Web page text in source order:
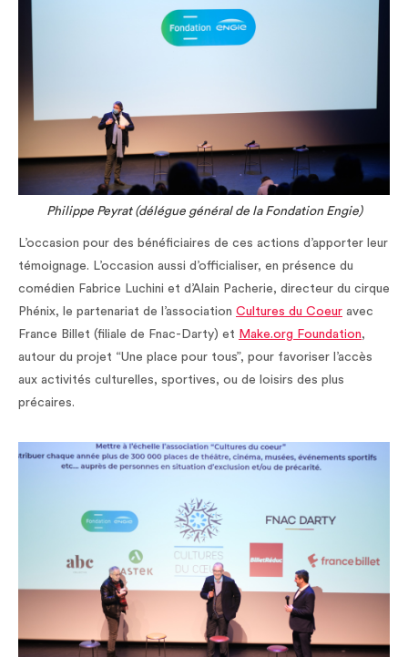
Philippe Peyrat (délégue général de la Fondation Engie)
L’occasion pour des bénéficiaires de ces actions d’apporter leur
témoignage. L’occasion aussi d’officialiser, en présence du
comédien Fabrice Luchini et d’Alain Pacherie, directeur du cirque
Phénix, le partenariat de l’association Cultures du Coeur avec
France Billet (filiale de Fnac-Darty) et Make.org Foundation,
autour du projet “Une place pour tous”, pour favoriser l’accès
aux activités culturelles, sportives, ou de loisirs des plus
précaires.